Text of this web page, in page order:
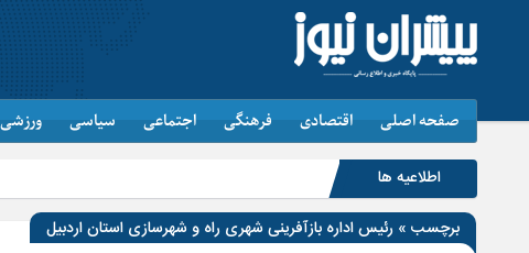
صفحه اصلی اقتصادی فرهنگی اجتماعی سیاسی ورزشی
اطلاعیه ها
برچسب » رئیس اداره بازآفرینی شهری راه و شهرسازی استان اردبیل